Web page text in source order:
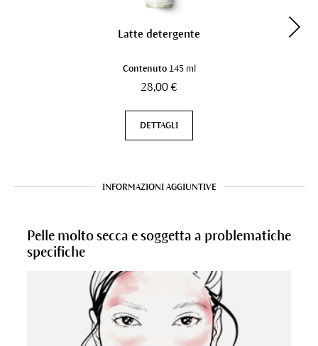
Latte detergente
Contenuto 145 ml
28,00 €
DETTAGLI
INFORMAZIONI AGGIUNTIVE
Pelle molto secca e soggetta a problematiche
specifiche